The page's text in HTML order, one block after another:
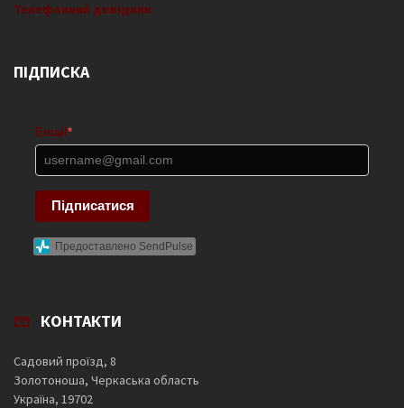
Телефонний довідник
ПІДПИСКА
Email *
Підписатися
Предоставлено SendPulse
КОНТАКТИ
Садовий проїзд, 8
Золотоноша, Черкаська область
Україна, 19702